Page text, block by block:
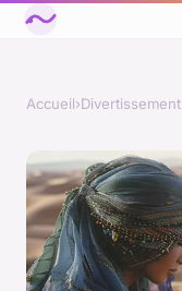
Accueil›Divertissement